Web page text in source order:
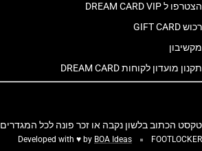
הצטרפו ל DREAM CARD VIP
רכוש GIFT CARD
מקשיבון
תקנון מועדון לקוחות DREAM CARD
טקסט הכתוב בלשון נקבה או זכר פונה לכל המגדרים
FOOTLOCKER
Developed with ♥ by BOA Ideas